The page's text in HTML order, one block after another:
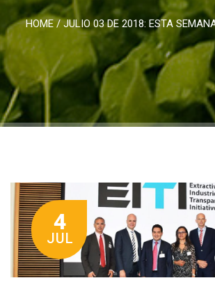
HOME/JULIO 03 DE 2018: ESTA
4
JUL